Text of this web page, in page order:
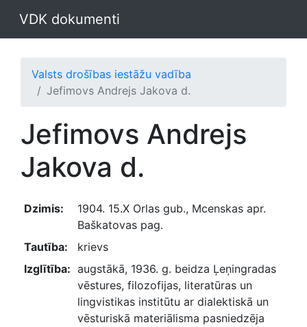
VDK dokumenti
Valsts drošības iestāžu vadība
Jefimovs Andrejs Jakova d.
Jefimovs Andrejs
Jakova d.
Dzimis:
1904. 15.X Orlas gub., Mcenskas apr.
Baškatovas pag.
Tautība:
krievs
Izglītība: augstākā, 1936. g. beidza Ļeņingradas
vēstures, filozofijas, literatūras un
lingvistikas institūtu ar dialektiskā un
vēsturiskā materiālisma pasniedzēja